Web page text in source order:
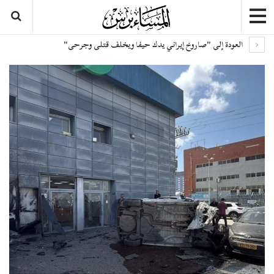
العودة إلى "صاروخ إيراني يدك حيفا ويخلف قتلى وجرحى"